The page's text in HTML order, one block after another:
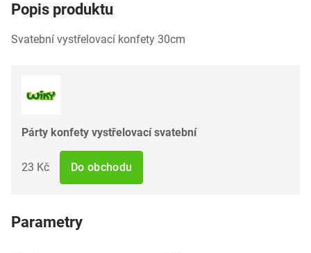
Popis produktu
Svatební vystřelovací konfety 30cm
Párty konfety vystřelovací svatební
23 Kč Do obchodu
Parametry